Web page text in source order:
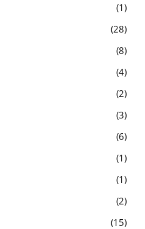
1
28
8
4
2
3
6
1
1
2
15